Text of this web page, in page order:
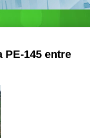
PE-145 entre